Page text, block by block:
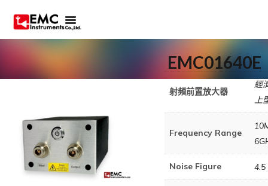
EMC01640E
射頻前置放大器
經
上
Frequency Range
Noise Figure 4.5